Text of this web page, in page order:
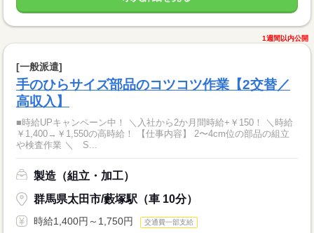
1週間以内公開
[一般派遣]
手のひらサイズ部品のコツコツ作業【2交替／
高収入】
■時給UPキャンペーン中！ ＼入社から2か月間時給+￥150！ ＼時給
￥1,400→￥1,550の高時給！ 【仕事内容】 2〜4cm位の部品の組立
や検査作業 ＼ S...
製造（組立・加工）
群馬県太田市/藪塚駅（車 10分）
時給1,400円～1,750円 交通費一部支給